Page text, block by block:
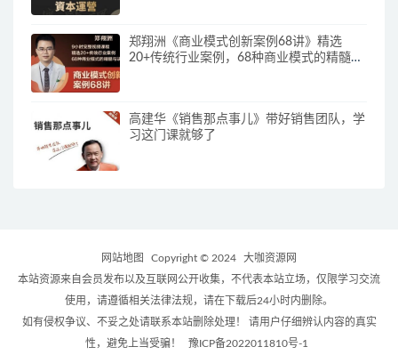
郑翔洲《商业模式创新案例68讲》精选
20+传统行业案例，68种商业模式的精髓与
高建华《销售那点事儿》带好销售团队，学
习这门课就够了
网站地图 Copyright © 2024
大咖资源网
本站资源来自会员发布以及互联网公开收集，不代表本站立场，仅限学习交流
使用，请遵循相关法律法规，请在下载后24小时内删除。
如有侵权争议、不妥之处请联系本站删除处理！ 请用户仔细辨认内容的真实
性，避免上当受骗！
豫ICP备2022011810号-1